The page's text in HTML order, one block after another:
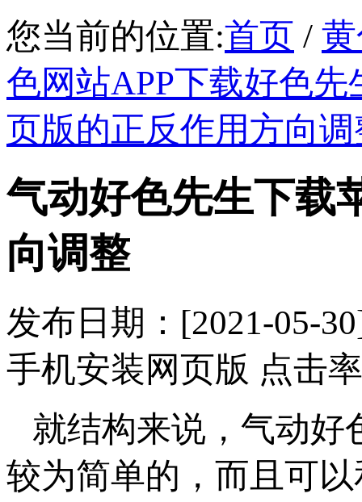
您当前的位置:首页 /
色网站APP下载好色先
页版的正反作用方向调
气动好色先生下载
向调整
发布日期：[2021-
手机安装网页版 点击率
就结构来说，气动
较为简单的，而且可